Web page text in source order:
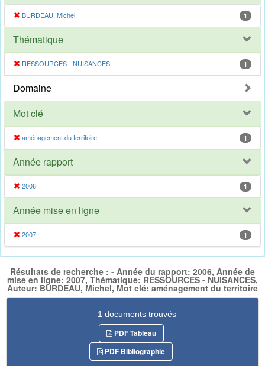
BURDEAU, Michel 1
Thématique
RESSOURCES - NUISANCES 1
Domaine
Mot clé
aménagement du territoire 1
Année rapport
2006 1
Année mise en ligne
2007 1
Résultats de recherche : - Année du rapport: 2006, Année de
mise en ligne: 2007, Thématique: RESSOURCES - NUISANCES,
Auteur: BURDEAU, Michel, Mot clé: aménagement du territoire
1 documents trouvés
PDF Tableau
PDF Bibliographie